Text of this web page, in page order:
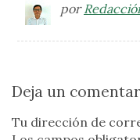
por
Deja un
Tu dirección de